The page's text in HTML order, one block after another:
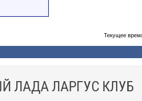
Текущее
ЛАДА ЛАРГУС КЛУБ